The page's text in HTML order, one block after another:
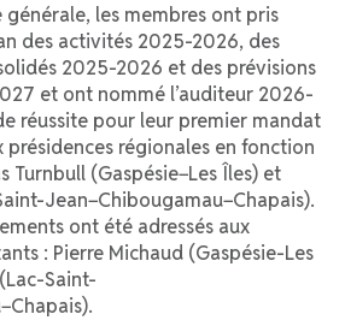
générale, les membres ont pris
des activités 2025-2026, des
2025-2026 et des prévisions
et ont nommé l’auditeur 2026-
réussite pour leur premier mandat
présidences régionales en fonction
Turnbull (Gaspésie−Les Îles) et
Jean−Chibougamau−Chapais).
ont été adressés aux
: Pierre Michaud (Gaspésie-Les
Saint-